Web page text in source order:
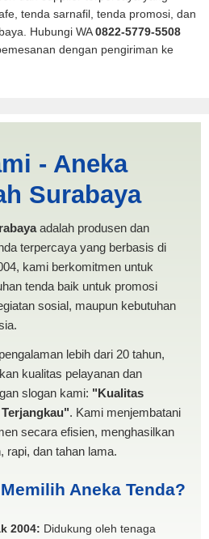
tenda sarnafil, tenda promosi, dan
Hubungi WA0822-5779-5508
dengan pengiriman ke
ANEKA TENDA
- Aneka
Surabaya
adalah produsen dan
terpercaya yang berbasis di
kami berkomitmen untuk
tenda baik untuk promosi
sosial, maupun kebutuhan
lebih dari 20 tahun,
kualitas pelayanan dan
slogan kami: "Kualitas
. Kami menjembatani
secara efisien, menghasilkan
rapi, dan tahan lama.
Aneka Tenda?
2004: Didukung oleh tenaga